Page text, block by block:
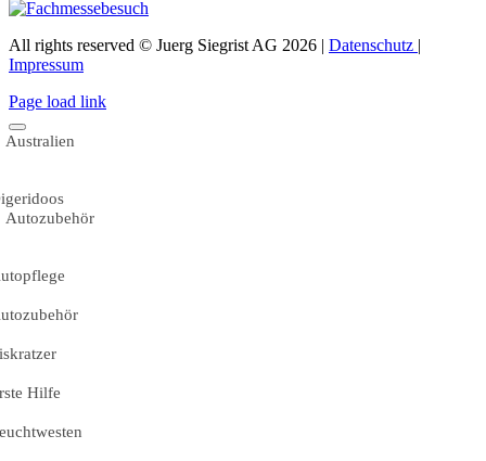
All rights reserved © Juerg Siegrist AG 2026 | Datenschutz |
Impressum
Page load link
Australien
Autozubehör
Hilfe